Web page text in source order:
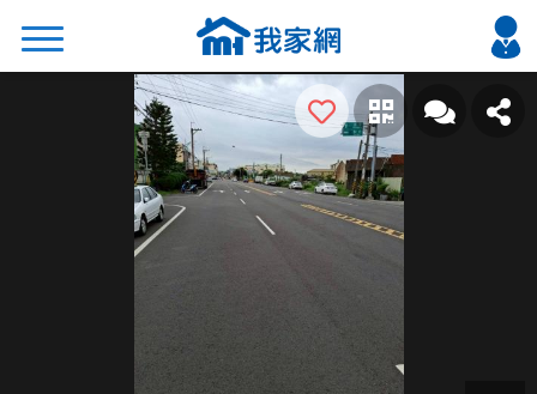
搜尋
熱門關鍵字
2026 台北降價好屋限量釋出
2026 新北降價好屋限量釋出
2026 台中降價好屋限量釋出
2026 台南降價好屋限量釋出
2026 高雄降價好屋限量釋出